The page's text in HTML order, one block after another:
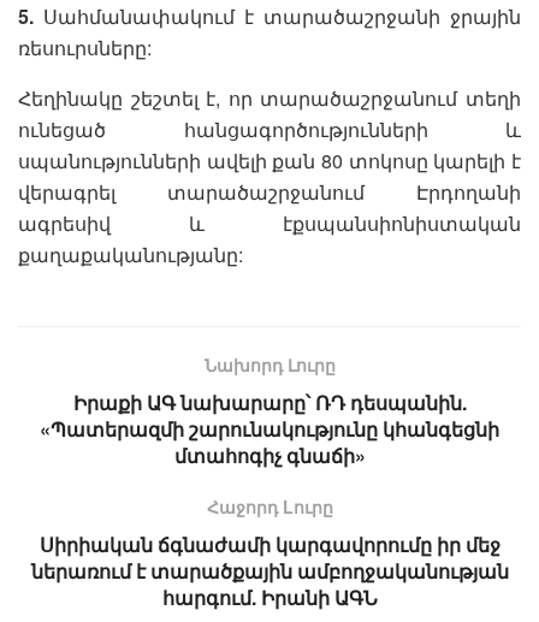
5. Սահմանափակում է տարածաշրջանի ջրային
ռեսուրսները:
Հեղինակը շեշտել է, որ տարածաշրջանում տեղի
ունեցած հանցագործությունների և
սպանությունների ավելի քան 80 տոկոսը կարելի է
վերագրել տարածաշրջանում Էրդողանի
ագրեսիվ և էքսպանսիոնիստական
քաղաքականությանը:
Նախորդ Լուրը
Իրաքի ԱԳ նախարարը՝ ՌԴ դեսպանին.
«Պատերազմի շարունակությունը կհանգեցնի
մտահոգիչ գնաճի»
Հաջորդ Lուրը
Սիրիական ճգնաժամի կարգավորումը իր մեջ
ներառում է տարածքային ամբողջականության
հարգում. Իրանի ԱԳՆ